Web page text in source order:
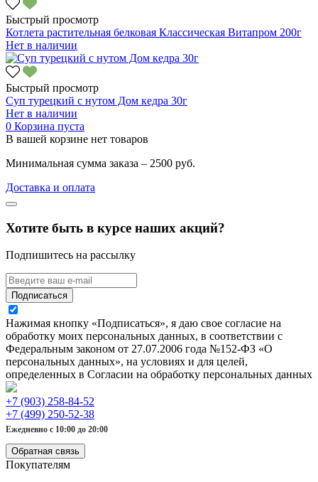
Быстрый просмотр
Котлета растительная белковая Классическая Витапром 200г
Нет в наличии
Быстрый просмотр
Суп турецкий с нутом Дом кедра 30г
Нет в наличии
0 Корзина пуста
В вашей корзине нет товаров
Минимальная сумма заказа – 2500 руб.
Доставка и оплата
Хотите быть в курсе наших акций?
Подпишитесь на рассылку
Подписаться
Нажимая кнопку «Подписаться», я даю свое согласие на
обработку моих персональных данных, в соответствии с
Федеральным законом от 27.07.2006 года №152-ФЗ «О
персональных данных», на условиях и для целей,
определенных в Согласии на обработку персональных данных
+7 (903) 258-84-52
+7 (499) 250-52-38
Ежедневно с 10:00 до 20:00
Обратная связь
Покупателям